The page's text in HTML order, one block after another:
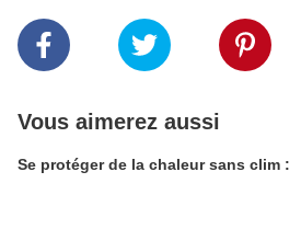
Vous aimerez aussi
Se protéger de la chaleur sans clim :